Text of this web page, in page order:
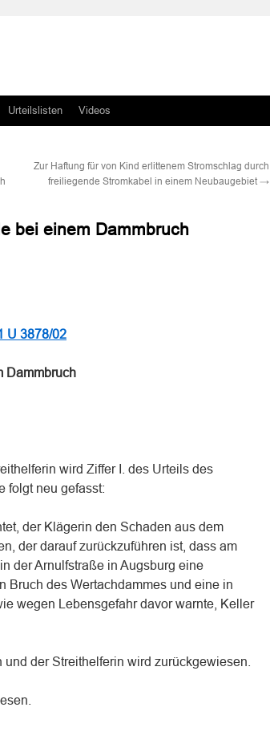
Urteilslisten Videos
Zur Haftung für von Kind erlittenem Stromschlag durch
freiliegende Stromkabel in einem Neubaugebiet →
bei einem Dammbruch
U 3878/02
Dammbruch
wird Ziffer I. des Urteils des
folgt neu gefasst:
der Klägerin den Schaden aus dem
der darauf zurückzuführen ist, dass am
der Arnulfstraße in Augsburg eine
Bruch des Wertachdammes und eine in
wegen Lebensgefahr davor warnte, Keller
der Streithelferin wird zurückgewiesen.